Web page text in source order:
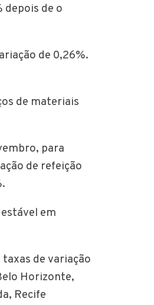
depois de o
de 0,26%.
de materiais
para
de refeição
em
taxas de variação
Horizonte,
Recife